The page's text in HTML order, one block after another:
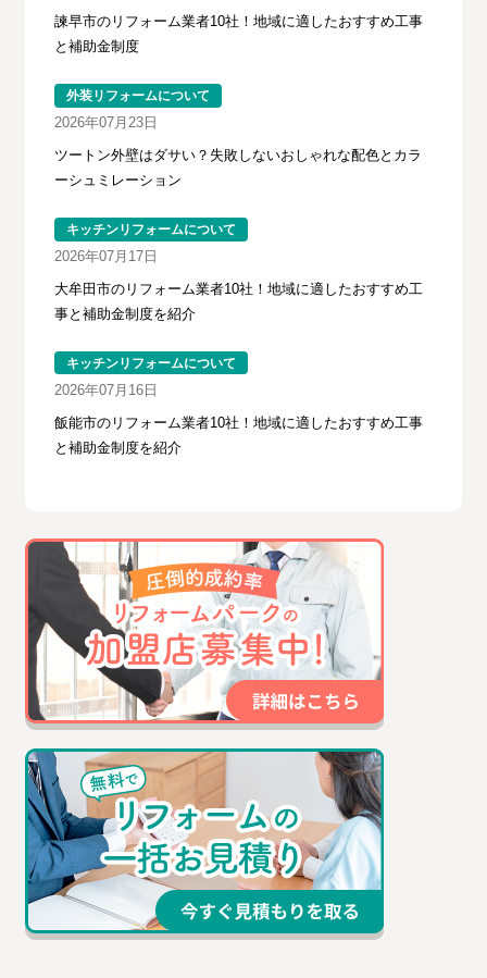
諫早市のリフォーム業者10社！地域に適したおすすめ工事
と補助金制度
外装リフォームについて
2026年07月23日
ツートン外壁はダサい？失敗しないおしゃれな配色とカラ
ーシュミレーション
キッチンリフォームについて
2026年07月17日
大牟田市のリフォーム業者10社！地域に適したおすすめ工
事と補助金制度を紹介
キッチンリフォームについて
2026年07月16日
飯能市のリフォーム業者10社！地域に適したおすすめ工事
と補助金制度を紹介